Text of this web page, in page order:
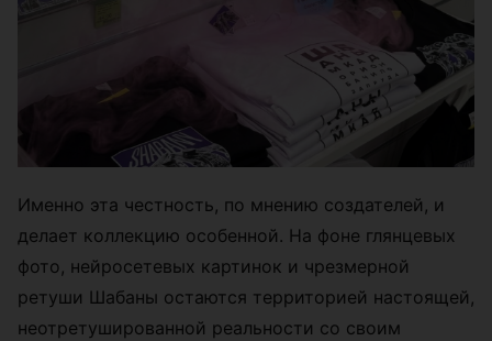
Именно эта честность, по мнению создателей, и
делает коллекцию особенной. На фоне глянцевых
фото, нейросетевых картинок и чрезмерной
ретуши Шабаны остаются территорией настоящей,
неотретушированной реальности со своим